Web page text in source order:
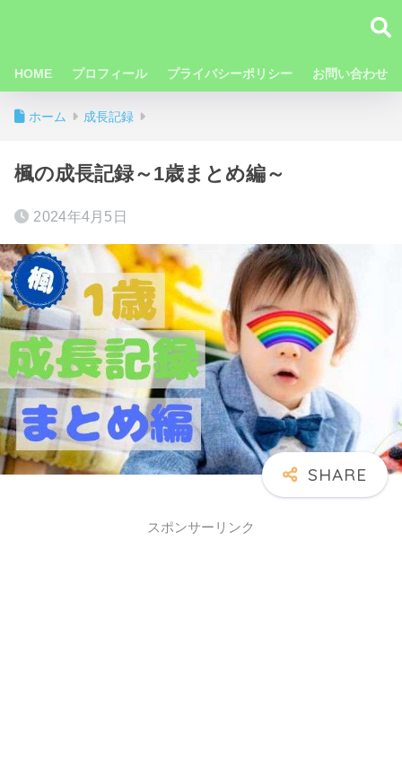
HOME プロフィール プライバシーポリシー お問い合わせ
ホーム 成長記録
楓の成長記録～1歳まとめ編～
2024年4月5日
スポンサーリンク